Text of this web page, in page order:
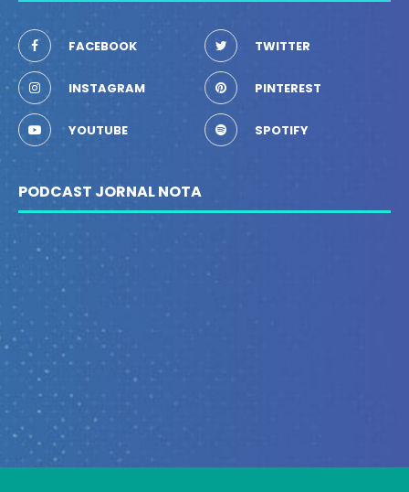
FACEBOOK TWITTER
INSTAGRAM PINTEREST
YOUTUBE SPOTIFY
PODCAST JORNAL NOTA